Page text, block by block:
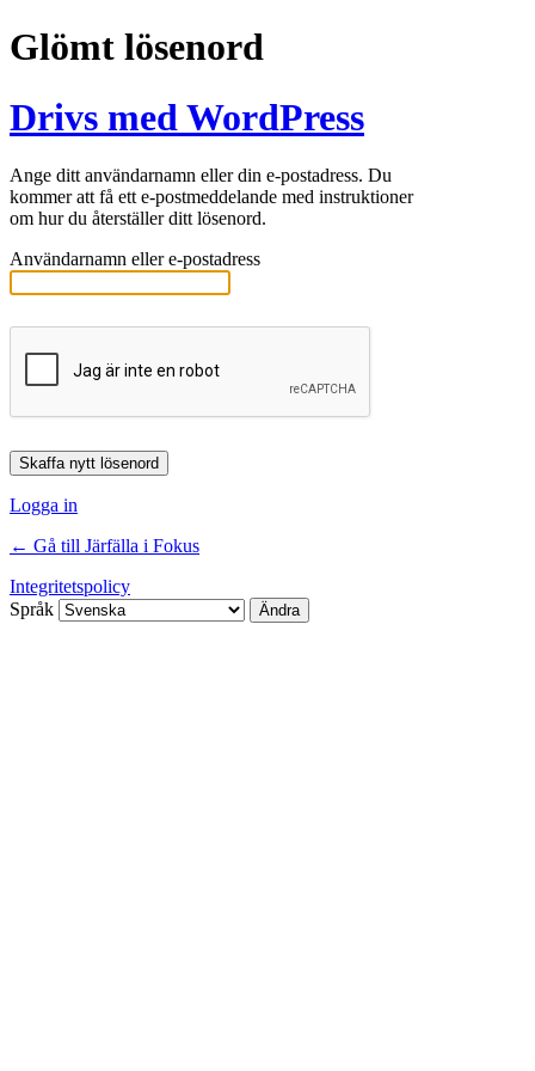
Glömt lösenord
Drivs med WordPress
Ange ditt användarnamn eller din e-postadress. Du
kommer att få ett e-postmeddelande med instruktioner
om hur du återställer ditt lösenord.
Användarnamn eller e-postadress
Logga in
← Gå till Järfälla i Fokus
Integritetspolicy
Språk